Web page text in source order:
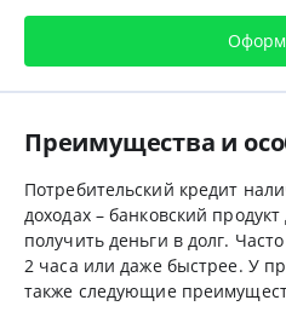
Преимущества и
Потребительский кредит
доходах – банковский
получить деньги в долг.
2 часа или даже быстрее. У
также следующие